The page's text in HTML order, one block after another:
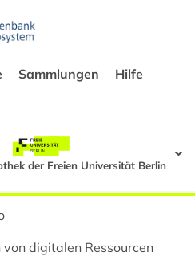
Sammlungen Hilfe
der Freien Universität Berlin
digitalen Ressourcen